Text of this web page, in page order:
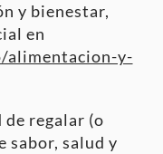
y bienestar,
en
y-
regalar (o
sabor, salud y